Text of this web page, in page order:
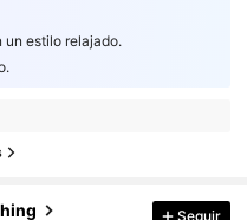
estilo relajado.
Seguir